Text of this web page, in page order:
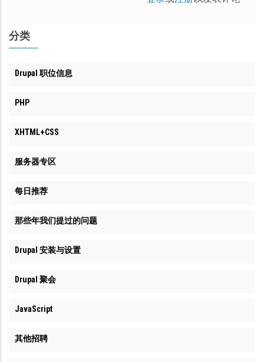
分类
Drupal 职位信息
PHP
XHTML+CSS
服务器专区
每日推荐
那些年我们提过的问题
Drupal 安装与设置
Drupal 聚会
JavaScript
其他招聘